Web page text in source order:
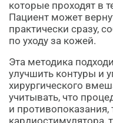
которые проходят в
Пациент может
практически сразу,
по уходу за кожей.
Эта методика
улучшить контуры и
хирургического
учитывать, что
и противопоказания,
кардиостимулятора,